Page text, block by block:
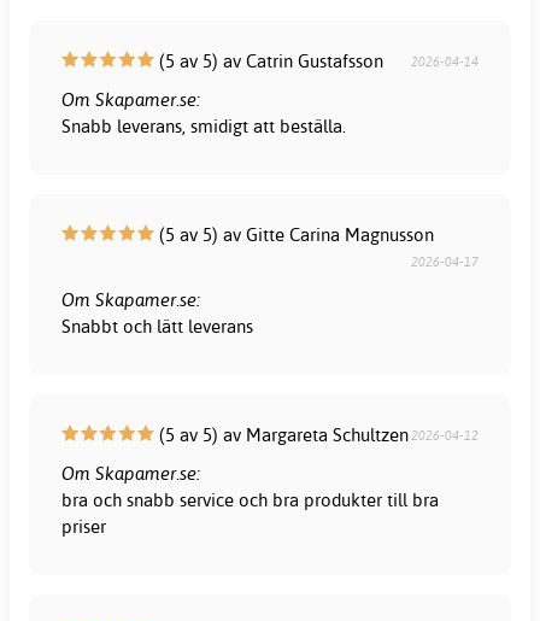
(5 av 5) av Catrin Gustafsson 2026-04-14
Om Skapamer.se:
Snabb leverans, smidigt att beställa.
(5 av 5) av Gitte Carina Magnusson
2026-04-17
Om Skapamer.se:
Snabbt och lätt leverans
(5 av 5) av Margareta Schultzen2026-04-12
Om Skapamer.se:
bra och snabb service och bra produkter till bra
priser